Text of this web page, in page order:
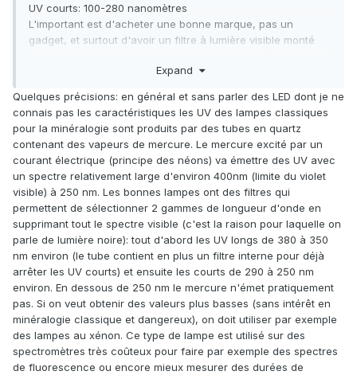
UV courts: 100-280 nanomètres
L'important est d'acheter une bonne marque, pas un
gadget, et surtout d'avoir un filtre à lumière visible monté
réaction de luminescence des minéraux est amplifiée,
Je dirait même que c'est indispensable.
Perso pour les UV longs (et l. Le terrain) j'utilise une Convoy
qui a le format mini-torche, à pile rechargeable. Le seul
bémol, c'est le rechargeur de pile qui se branche sur
secteur: il faut acheter un adaptateur de branchement aux
normes européennes, car il est fourni avec des fiches de
branchement secteur aux normes US. Mais je suppose
qu'elle fonctionnerait avec des piles ordinaires tout aussi
bien.
Expand
Quelques précisions: en général et sans parler des LED dont je ne
connais pas les caractéristiques les UV des lampes classiques
pour la minéralogie sont produits par des tubes en quartz
contenant des vapeurs de mercure. Le mercure excité par un
courant électrique (principe des néons) va émettre des UV avec
un spectre relativement large d'environ 400nm (limite du violet
visible) à 250 nm. Les bonnes lampes ont des filtres qui
permettent de sélectionner 2 gammes de longueur d'onde en
supprimant tout le spectre visible (c'est la raison pour laquelle on
parle de lumière noire): tout d'abord les UV longs de 380 à 350
nm environ (le tube contient en plus un filtre interne pour déjà
arrêter les UV courts) et ensuite les courts de 290 à 250 nm
environ. En dessous de 250 nm le mercure n'émet pratiquement
pas. Si on veut obtenir des valeurs plus basses (sans intérêt en
minéralogie classique et dangereux), on doit utiliser par exemple
des lampes au xénon. Ce type de lampe est utilisé sur des
spectromètres très coûteux pour faire par exemple des spectres
de fluorescence ou encore mieux mesurer des durées de